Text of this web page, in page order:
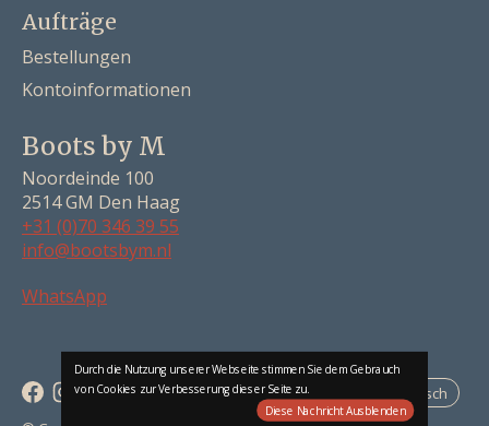
Aufträge
Bestellungen
Kontoinformationen
Boots by M
Noordeinde 100
2514 GM Den Haag
+31 (0)70 346 39 55
info@bootsbym.nl
WhatsApp
Deutsch
English
Durch die Nutzung unserer Webseite stimmen Sie dem Gebrauch
von Cookies zur Verbesserung dieser Seite zu.
Diese Nachricht Ausblenden